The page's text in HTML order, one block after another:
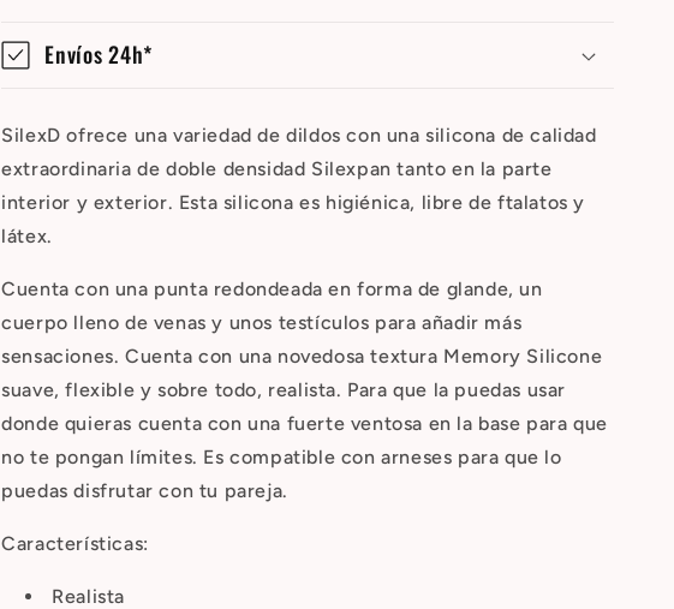
Envíos 24h*
SilexD ofrece una variedad de dildos con una silicona de calidad
extraordinaria de doble densidad Silexpan tanto en la parte
interior y exterior. Esta silicona es higiénica, libre de ftalatos y
látex.
Cuenta con una punta redondeada en forma de glande, un
cuerpo lleno de venas y unos testículos para añadir más
sensaciones. Cuenta con una novedosa textura Memory Silicone
suave, flexible y sobre todo, realista. Para que la puedas usar
donde quieras cuenta con una fuerte ventosa en la base para que
no te pongan límites. Es compatible con arneses para que lo
puedas disfrutar con tu pareja.
Características:
Realista